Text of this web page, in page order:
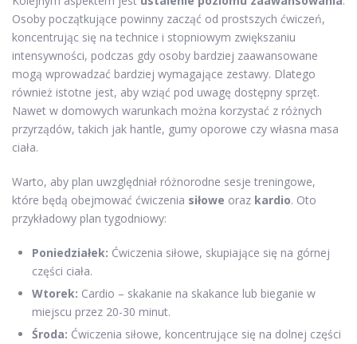
Osoby początkujące powinny zacząć od prostszych ćwiczeń,
koncentrując się na technice i stopniowym zwiększaniu
intensywności, podczas gdy osoby bardziej zaawansowane
mogą wprowadzać bardziej wymagające zestawy. Dlatego
również istotne jest, aby wziąć pod uwagę dostępny sprzęt.
Nawet w domowych warunkach można korzystać z różnych
przyrządów, takich jak hantle, gumy oporowe czy własna masa
ciała.
Warto, aby plan uwzględniał różnorodne sesje treningowe,
które będą obejmować ćwiczenia siłowe oraz kardio. Oto
przykładowy plan tygodniowy:
Poniedziałek: Ćwiczenia siłowe, skupiające się na górnej
części ciała.
Wtorek: Cardio – skakanie na skakance lub bieganie w
miejscu przez 20-30 minut.
Środa: Ćwiczenia siłowe, koncentrujące się na dolnej części